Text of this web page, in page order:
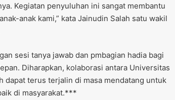
Kegiatan penyuluhan ini sangat membantu
anak kami,” kata Jainudin Salah satu wakil
sesi tanya jawab dan pmbagian hadia bagi
Diharapkan, kolaborasi antara Universitas
dapat terus terjalin di masa mendatang untuk
di masyarakat.***